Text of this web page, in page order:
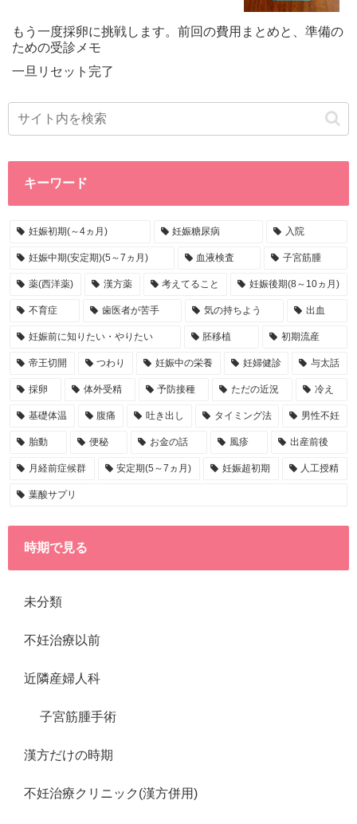
もう一度採卵に挑戦します。前回の費用まとめと、準備の
ための受診メモ
一旦リセット完了
キーワード
妊娠初期(～4ヵ月) 妊娠糖尿病 入院
妊娠中期(安定期)(5～7ヵ月) 血液検査 子宮筋腫
薬(西洋薬) 漢方薬 考えてること 妊娠後期(8～10ヵ月)
不育症 歯医者が苦手 気の持ちよう 出血
妊娠前に知りたい・やりたい 胚移植 初期流産
帝王切開 つわり 妊娠中の栄養 妊婦健診 与太話
採卵 体外受精 予防接種 ただの近況 冷え
基礎体温 腹痛 吐き出し タイミング法 男性不妊
胎動 便秘 お金の話 風疹 出産前後
月経前症候群 安定期(5～7ヵ月) 妊娠超初期 人工授精
葉酸サプリ
時期で見る
未分類
不妊治療以前
近隣産婦人科
子宮筋腫手術
漢方だけの時期
不妊治療クリニック(漢方併用)